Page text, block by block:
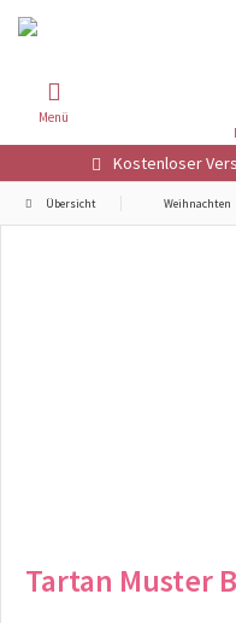
Kostenloser
Menü
Übersicht Weihnachten
Tartan Muster